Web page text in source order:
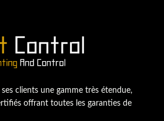
clients une gamme très étendue,
offrant toutes les garanties de